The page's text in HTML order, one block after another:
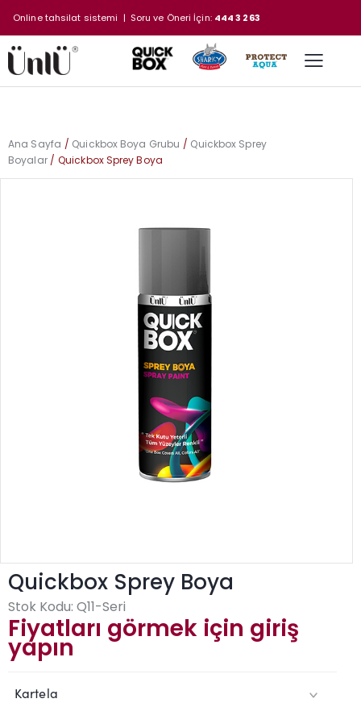
Online tahsilat sistemi | Soru ve Öneri İçin: 444 3 263
Ana Sayfa Quickbox Boya Grubu
Quickbox Sprey
Boyalar
Quickbox Sprey Boya
Quickbox Sprey Boya
Stok Kodu: Q11-Seri
Fiyatları görmek için giriş
yapın
Kartela